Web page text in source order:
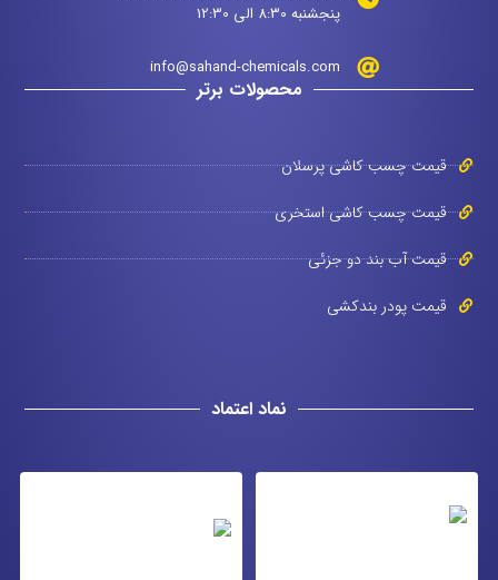
پنجشنبه 8:30 الی 12:30
info@sahand-chemicals.com
محصولات برتر
قیمت چسب کاشی پرسلان
قیمت چسب کاشی استخری
قیمت آب بند دو جزئی
قیمت پودر بندکشی
نماد اعتماد